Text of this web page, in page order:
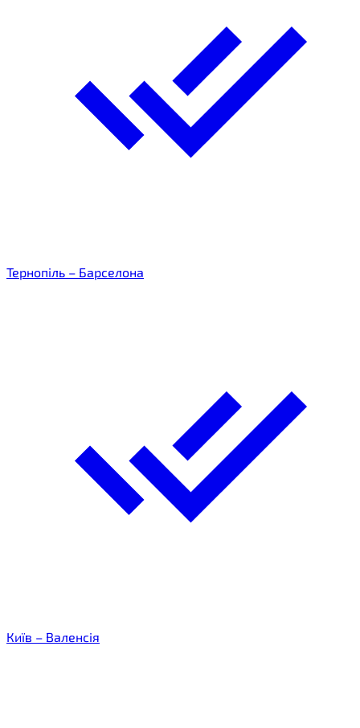
Тернопіль – Барселона
Київ – Валенсія